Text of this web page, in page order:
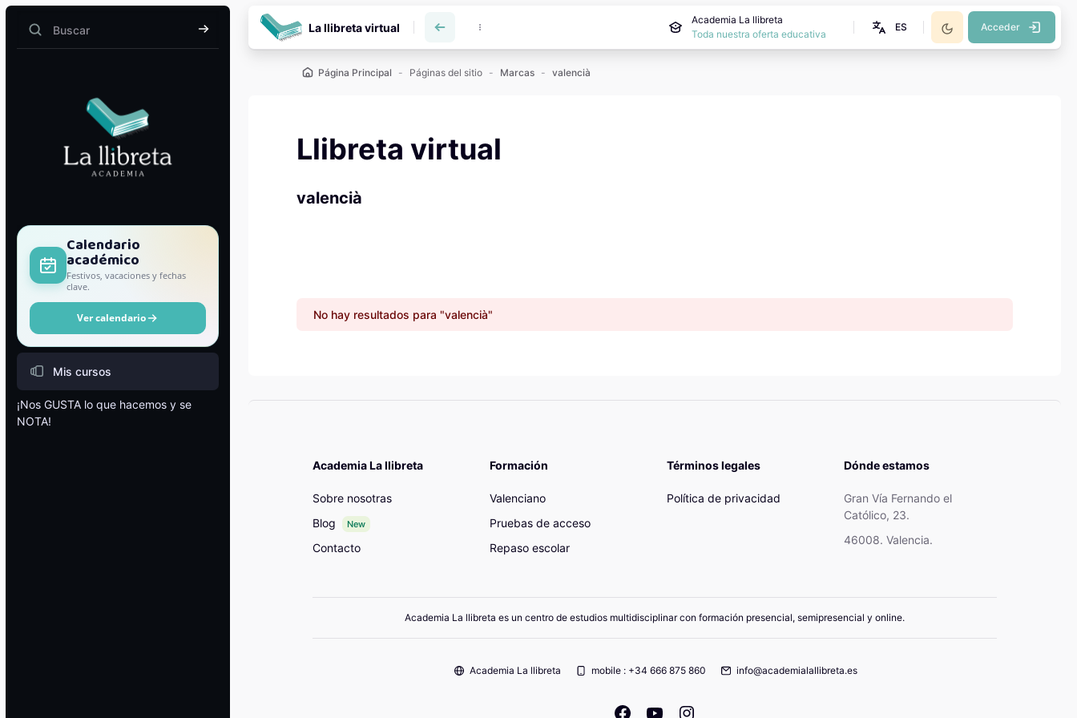
Buscar
Buscar
BloquesCalendario
académico
Festivos, vacaciones y fechas
clave.
Ver calendario
Mis cursos
¡Nos GUSTA lo que hacemos y se
NOTA!
La llibreta virtual
Academia La llibreta
Toda nuestra oferta educativa
ES Acceder
Página Principal Páginas del sitio Marcas valencià
Llibreta virtual
valencià
No hay resultados para "valencià"
Academia La llibreta
Sobre nosotras
Blog
New
Contacto
Formación
Valenciano
Pruebas de acceso
Repaso escolar
Términos legales
Política de privacidad
Dónde estamos
Gran Vía Fernando el
Católico, 23.
46008. Valencia.
Academia La llibreta es un centro de estudios multidisciplinar con formación presencial, semipresencial y online.
Academia La llibreta mobile : +34 666 875 860 info@academialallibreta.es